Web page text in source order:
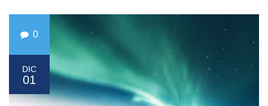
0
DIC
01